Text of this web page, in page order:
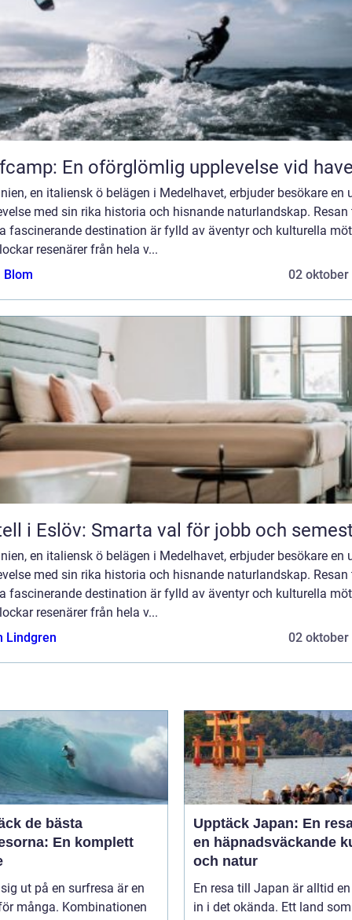
En oförglömlig upplevelse vid
en italiensk ö belägen i Medelhavet, erbjuder besökare en
med sin rika historia och hisnande naturlandskap. Resan
fascinerande destination är fylld av äventyr och kulturella
resenärer från hela v...
Blom
02 oktober
i Eslöv: Smarta val för jobb och
en italiensk ö belägen i Medelhavet, erbjuder besökare en
med sin rika historia och hisnande naturlandskap. Resan
fascinerande destination är fylld av äventyr och kulturella
resenärer från hela v...
Lindgren
02 oktober
de bästa
En komplett
ut på en surfresa är en
många. Kombinationen
Upptäck Japan: En
en häpnadsväckande
och natur
En resa till Japan är alltid
in i det okända. Ett land som